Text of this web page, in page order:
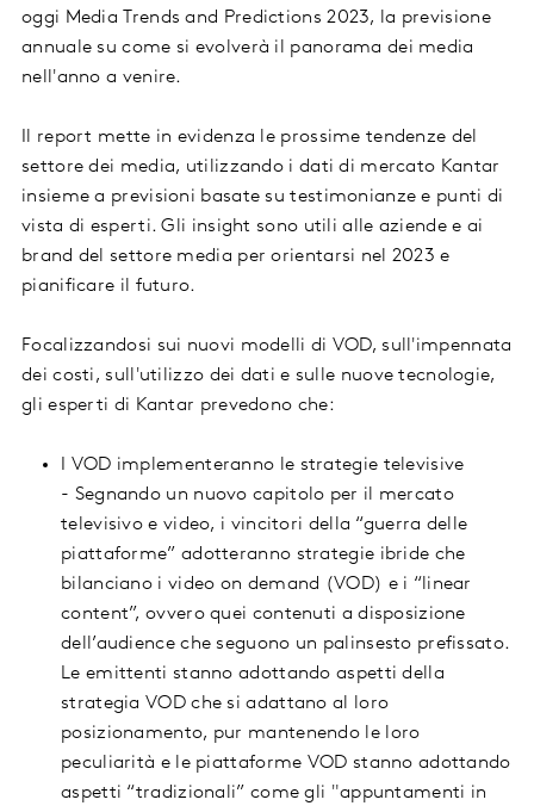
oggi Media Trends and Predictions 2023, la previsione
annuale su come si evolverà il panorama dei media
nell'anno a venire.
Il report mette in evidenza le prossime tendenze del
settore dei media, utilizzando i dati di mercato Kantar
insieme a previsioni basate su testimonianze e punti di
vista di esperti. Gli insight sono utili alle aziende e ai
brand del settore media per orientarsi nel 2023 e
pianificare il futuro.
Focalizzandosi sui nuovi modelli di VOD, sull'impennata
dei costi, sull'utilizzo dei dati e sulle nuove tecnologie,
gli esperti di Kantar prevedono che:
I VOD implementeranno le strategie televisive
- Segnando un nuovo capitolo per il mercato
televisivo e video, i vincitori della “guerra delle
piattaforme” adotteranno strategie ibride che
bilanciano i video on demand (VOD) e i “linear
content”, ovvero quei contenuti a disposizione
dell’audience che seguono un palinsesto prefissato.
Le emittenti stanno adottando aspetti della
strategia VOD che si adattano al loro
posizionamento, pur mantenendo le loro
peculiarità e le piattaforme VOD stanno adottando
aspetti “tradizionali” come gli "appuntamenti in